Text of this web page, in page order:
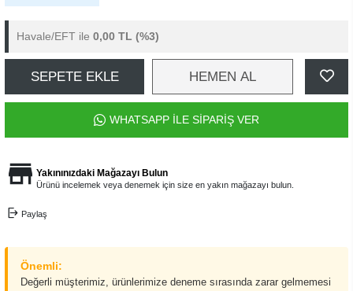
Havale/EFT ile 0,00 TL (%3)
SEPETE EKLE HEMEN AL
WHATSAPP İLE SİPARİŞ VER
Yakınınızdaki Mağazayı Bulun
Ürünü incelemek veya denemek için size en yakın mağazayı bulun.
Paylaş
Önemli:
Değerli müşterimiz, ürünlerimize deneme sırasında zarar gelmemesi